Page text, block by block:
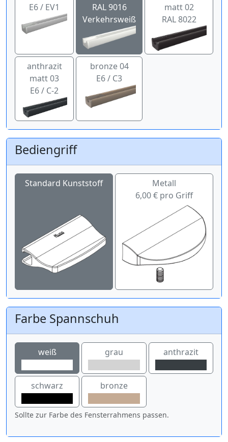
E6 / EV1
RAL 9016
Verkehrsweiß
matt 02
RAL 8022
anthrazit
matt 03
E6 / C-2
bronze 04
E6 / C3
Bediengriff
Standard Kunststoff
Metall
6,00 € pro Griff
Farbe Spannschuh
weiß grau anthrazit
schwarz bronze
Sollte zur Farbe des Fensterrahmens passen.